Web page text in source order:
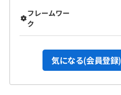
フレームワー
ク
気になる(会員登録)